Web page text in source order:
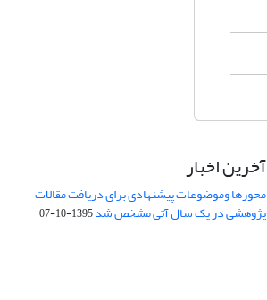
آخرین اخبار
محورها وموضوعات پیشنهادی برای دریافت مقالات
پژوهشی در یک سال آتی مشخص شد1395-10-07